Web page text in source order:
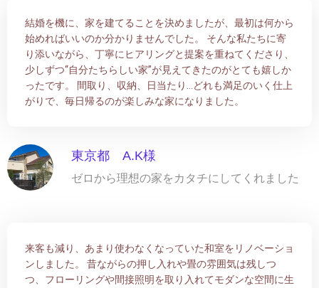
結婚を機に、家を建てることを決めましたが、最初は何から
始めればいいのか分かりませんでした。 そんな私たちに寄
り添いながら、丁寧にヒアリングと提案を重ねてくださり、
少しずつ“自分たちらしい家”が見えてきたのがとても嬉しか
ったです。 間取り、収納、日当たり…どれも満足のいく仕上
がりで、毎日帰るのが楽しみな家になりました。
東京都 A.K様
ゼロから理想の家をカタチにしてくれました
来客も減り、あまり使わなくなっていた和室をリノベーショ
ンしました。 昔ながらの押し入れや畳の雰囲気は残しつ
つ、フローリングや間接照明を取り入れてモダンな空間に生